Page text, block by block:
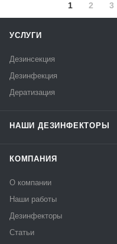
1 2 3
УСЛУГИ
Дезинсекция
Дезинфекция
Дератизация
НАШИ ДЕЗИНФЕКТОРЫ
КОМПАНИЯ
О компании
Наши работы
Дезинфекторы
Статьи